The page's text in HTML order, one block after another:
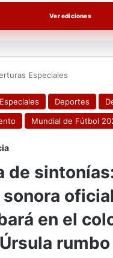
Ver ediciones
Especiales
Deportes
Mundial de Fútbol
de
sonora
en el